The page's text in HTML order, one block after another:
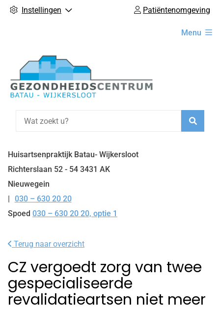
Instellingen Patiëntenomgeving
Menu
Huisartsenpraktijk Batau- Wijkersloot
Richterslaan 52 - 54 3431 AK
Nieuwegein
Tel:
030 – 630 20 20
Spoed 030 – 630 20 20, optie 1
Terug naar overzicht
CZ vergoedt zorg van twee
gespecialiseerde
revalidatieartsen niet meer